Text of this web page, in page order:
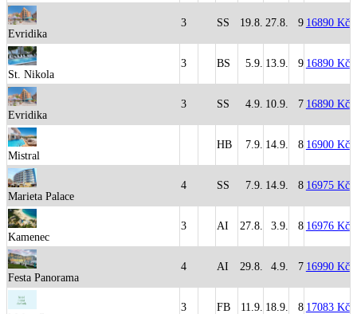
Evridika
3 SS 19.8. 27.8. 9 16890 Kč
St. Nikola
3 BS 5.9. 13.9. 9 16890 Kč
Evridika
3 SS 4.9. 10.9. 7 16890 Kč
Mistral
HB 7.9. 14.9. 8 16900 Kč
Marieta Palace
4 SS 7.9. 14.9. 8 16975 Kč
Kamenec
3 AI 27.8. 3.9. 8 16976 Kč
Festa Panorama
4 AI 29.8. 4.9. 7 16990 Kč
3 FB 11.9. 18.9. 8 17083 Kč